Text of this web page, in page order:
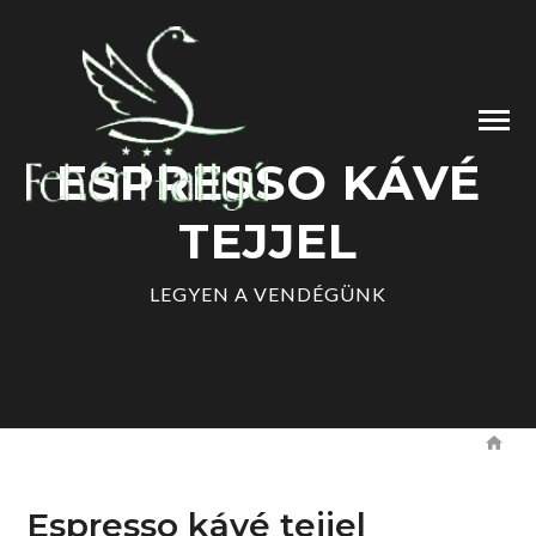
ESPRESSO KÁVÉ
TEJJEL
LEGYEN A VENDÉGÜNK
Espresso kávé tejjel